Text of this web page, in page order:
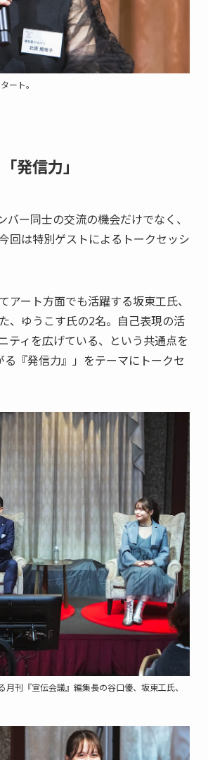
ート。
発信力」
ー同士の交流の機会だけでなく、
回は特別ゲストによるトークセッシ
ート方面でも活躍する坂東工氏、
、ゆうこす氏の2名。自己表現の活
ティを広げている、という共通点を
『発信力』」をテーマにトークセ
刊『宣伝会議』編集長の谷口優、坂東工氏、